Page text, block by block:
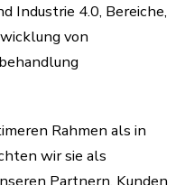
Industrie 4.0, Bereiche,
von
Rahmen als in
wir sie als